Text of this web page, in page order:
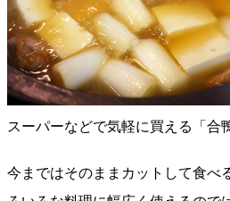
スーパーなどで気軽に買える「合
今まではそのままカットして食べ